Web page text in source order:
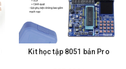
Kit học tập 8051 bản Pro